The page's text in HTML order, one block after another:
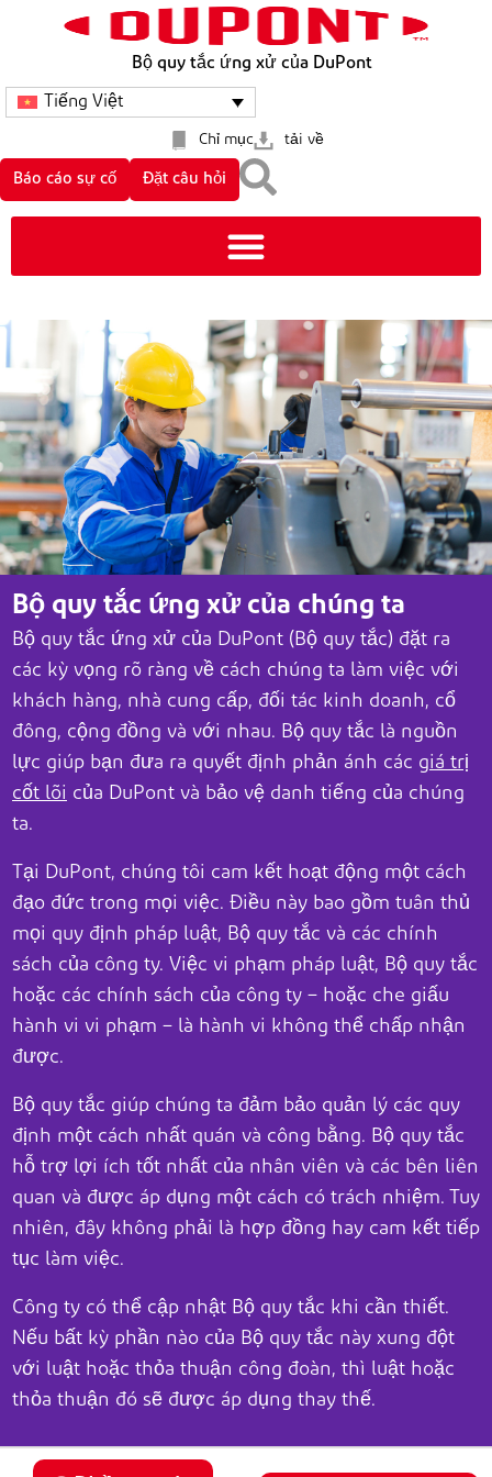
Bộ quy tắc ứng xử của DuPont
Tiếng Việt
Chỉ mục tải về
Báo cáo sự cố Đặt câu hỏi
Bộ quy tắc ứng xử của chúng ta
Bộ quy tắc ứng xử của DuPont (Bộ quy tắc) đặt ra
các kỳ vọng rõ ràng về cách chúng ta làm việc với
khách hàng, nhà cung cấp, đối tác kinh doanh, cổ
đông, cộng đồng và với nhau. Bộ quy tắc là nguồn
lực giúp bạn đưa ra quyết định phản ánh các giá trị
cốt lõi của DuPont và bảo vệ danh tiếng của chúng
ta.
Tại DuPont, chúng tôi cam kết hoạt động một cách
đạo đức trong mọi việc. Điều này bao gồm tuân thủ
mọi quy định pháp luật, Bộ quy tắc và các chính
sách của công ty. Việc vi phạm pháp luật, Bộ quy tắc
hoặc các chính sách của công ty – hoặc che giấu
hành vi vi phạm – là hành vi không thể chấp nhận
được.
Bộ quy tắc giúp chúng ta đảm bảo quản lý các quy
định một cách nhất quán và công bằng. Bộ quy tắc
hỗ trợ lợi ích tốt nhất của nhân viên và các bên liên
quan và được áp dụng một cách có trách nhiệm. Tuy
nhiên, đây không phải là hợp đồng hay cam kết tiếp
tục làm việc.
Công ty có thể cập nhật Bộ quy tắc khi cần thiết.
Nếu bất kỳ phần nào của Bộ quy tắc này xung đột
với luật hoặc thỏa thuận công đoàn, thì luật hoặc
thỏa thuận đó sẽ được áp dụng thay thế.